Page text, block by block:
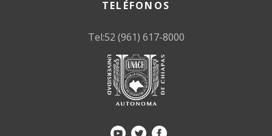
TELÉFONOS
Tel:52 (961) 617-8000